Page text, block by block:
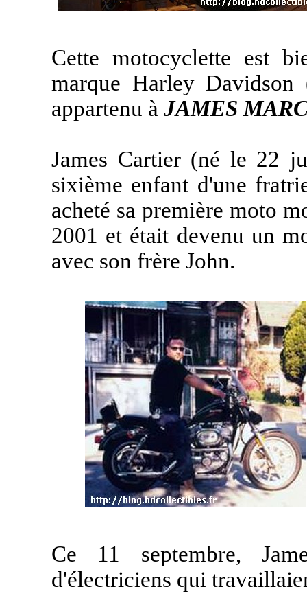
Cette motocyclette est
marque Harley
appartenu à JAMES
James Cartier (né le 22
sixième enfant d'une
acheté sa première moto
2001 et était devenu un
avec son frère John.
Ce 11 septembre,
d'électriciens qui